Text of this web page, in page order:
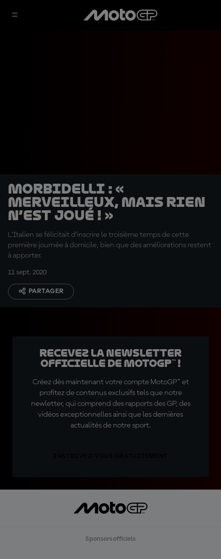
Morbidelli : «
Merveilleux, mais rien
n’est joué ! »
L’Italien se félicitait d’inscrire le troisième temps de cette
première journée à domicile, bien que des améliorations restent
à apporter.
11 sept. 2020
PARTAGER
Recevez la Newsletter
officielle de MotoGP™ !
Créez dès maintenant votre compte MotoGP™ et
profitez de contenus exclusifs tels que notre
newletter, qui comprend des rapports des GP, des
vidéos exceptionnelles ainsi que les dernières
actualités de notre sport.
Sponsors officiels